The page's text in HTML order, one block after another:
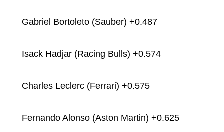
Gabriel Bortoleto (Sauber) +0.487
Isack Hadjar (Racing Bulls) +0.574
Charles Leclerc (Ferrari) +0.575
Fernando Alonso (Aston Martin) +0.625